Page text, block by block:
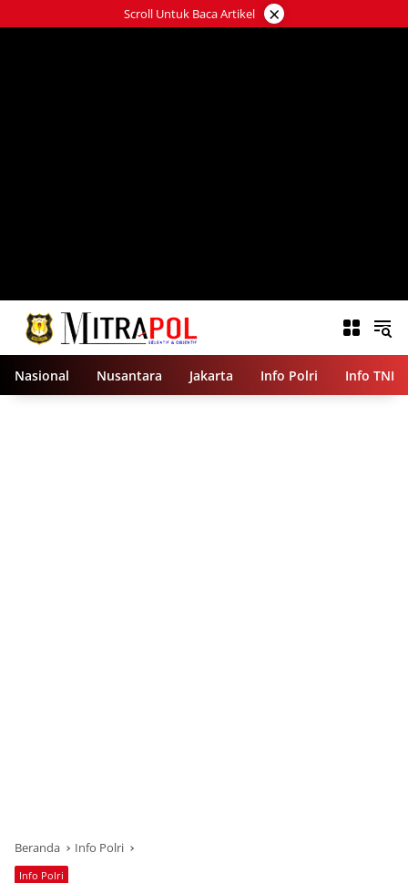
ke
Scroll Untuk Baca Artikel ×
Nasional Nusantara Jakarta Info Polri Info TNI
Beranda Info Polri
Info Polri